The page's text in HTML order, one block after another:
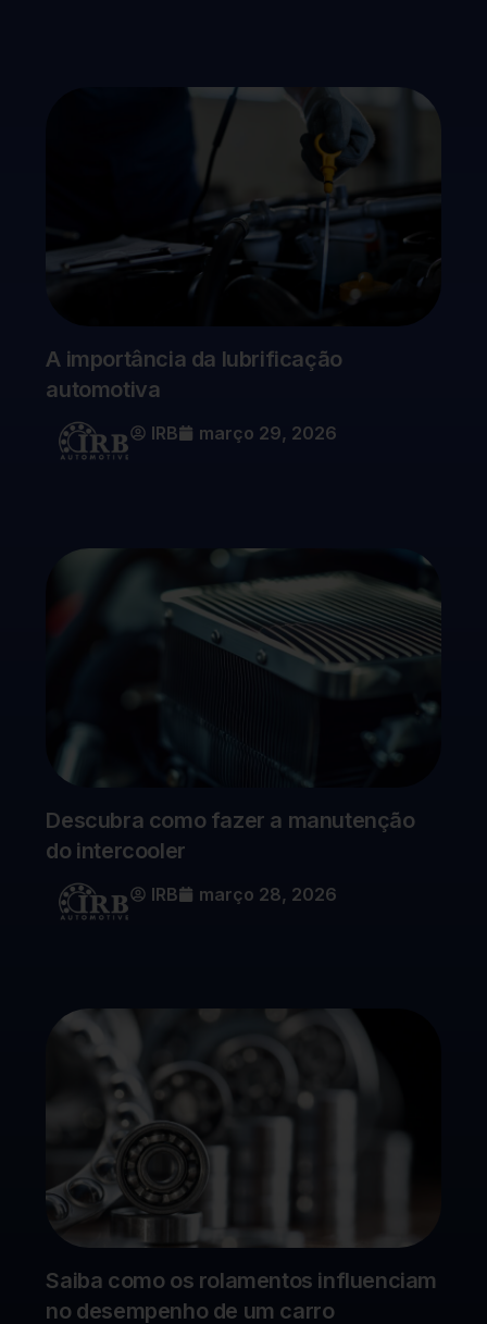
A importância da lubrificação
automotiva
IRB março 29, 2026
Descubra como fazer a manutenção
do intercooler
IRB março 28, 2026
Saiba como os rolamentos influenciam
no desempenho de um carro